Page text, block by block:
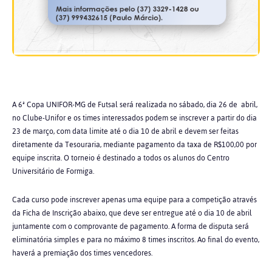
A 6ª Copa UNIFOR-MG de Futsal será realizada no sábado, dia 26 de abril,
no Clube-Unifor e os times interessados podem se inscrever a partir do dia
23 de março, com data limite até o dia 10 de abril e devem ser feitas
diretamente da Tesouraria, mediante pagamento da taxa de R$100,00 por
equipe inscrita. O torneio é destinado a todos os alunos do Centro
Universitário de Formiga.
Cada curso pode inscrever apenas uma equipe para a competição através
da Ficha de Inscrição abaixo, que deve ser entregue até o dia 10 de abril
juntamente com o comprovante de pagamento.A forma de disputa será
eliminatória simples e para no máximo 8 times inscritos. Aofinal do evento,
haverá a premiação dos times vencedores.